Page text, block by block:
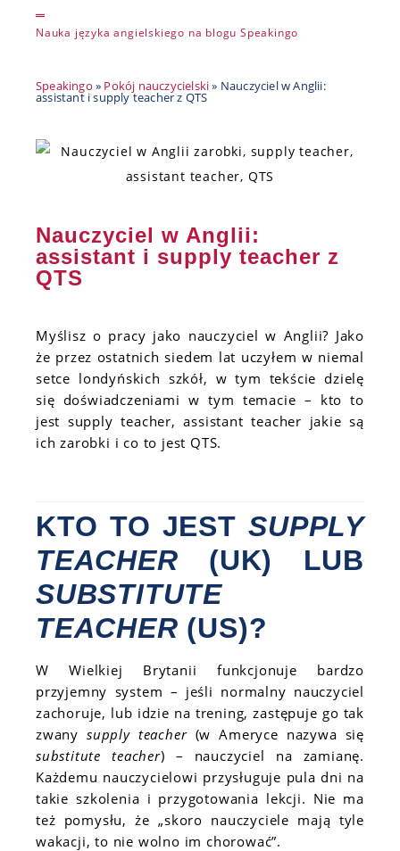
Nauka języka angielskiego na blogu Speakingo
Speakingo » Pokój nauczycielski» Nauczyciel w Anglii:
assistant i supply teacher z QTS
Nauczyciel w Anglii:
assistant i supply teacher z
QTS
Myślisz o pracy jako nauczyciel w Anglii? Jako
że przez ostatnich siedem lat uczyłem w niemal
setce londyńskich szkół, w tym tekście dzielę
się doświadczeniami w tym temacie – kto to
jest supply teacher, assistant teacher jakie są
ich zarobki i co to jest QTS.
KTO TO JESTSUPPLY
TEACHER (UK) LUB
SUBSTITUTE
TEACHER (US)?
W Wielkiej Brytanii funkcjonuje bardzo
przyjemny system – jeśli normalny nauczyciel
zachoruje, lub idzie na trening, zastępuje go tak
zwany supply teacher(w Ameryce nazywa się
substitute teacher) – nauczyciel na zamianę.
Każdemu nauczycielowi przysługuje pula dni na
takie szkolenia i przygotowania lekcji. Nie ma
też pomysłu, że „skoro nauczyciele mają tyle
wakacji, to nie wolno im chorować”.